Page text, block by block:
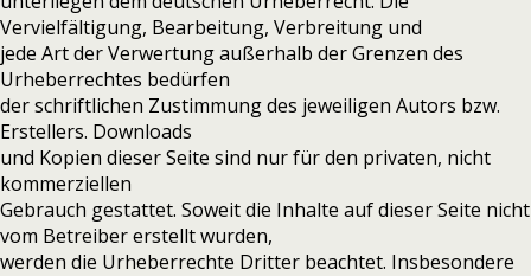
Vervielfältigung, Bearbeitung, Verbreitung und
jede Art der Verwertung außerhalb der Grenzen des
Urheberrechtes bedürfen
der schriftlichen Zustimmung des jeweiligen Autors bzw.
Erstellers. Downloads
und Kopien dieser Seite sind nur für den privaten, nicht
kommerziellen
Gebrauch gestattet. Soweit die Inhalte auf dieser Seite nicht
vom Betreiber erstellt wurden,
werden die Urheberrechte Dritter beachtet. Insbesondere